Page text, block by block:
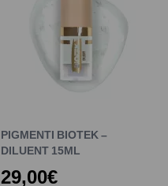
PIGMENTI BIOTEK –
DILUENT 15ML
29,00€